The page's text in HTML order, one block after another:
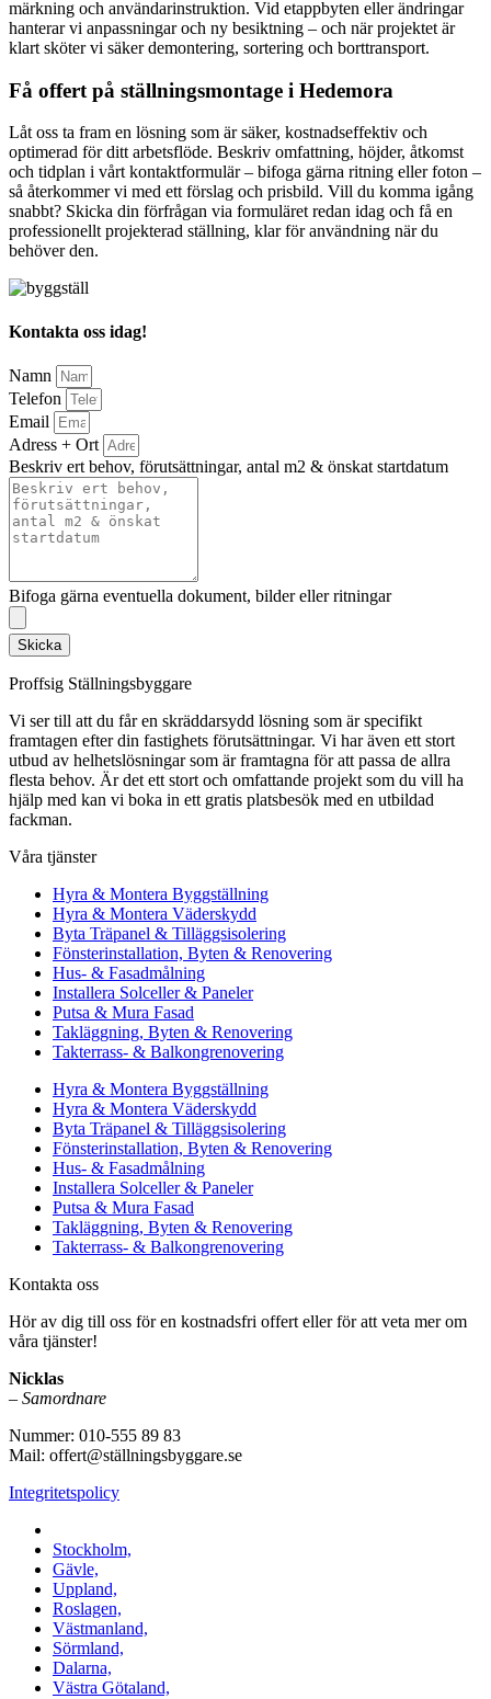
märkning och användarinstruktion. Vid etappbyten eller ändringar
hanterar vi anpassningar och ny besiktning – och när projektet är
klart sköter vi säker demontering, sortering och borttransport.
Få offert på ställningsmontage i Hedemora
Låt oss ta fram en lösning som är säker, kostnadseffektiv och
optimerad för ditt arbetsflöde. Beskriv omfattning, höjder, åtkomst
och tidplan i vårt kontaktformulär – bifoga gärna ritning eller foton –
så återkommer vi med ett förslag och prisbild. Vill du komma igång
snabbt? Skicka din förfrågan via formuläret redan idag och få en
professionellt projekterad ställning, klar för användning när du
behöver den.
Kontakta oss idag!
Namn
Telefon
Email
Adress + Ort
Beskriv ert behov, förutsättningar, antal m2 & önskat startdatum
Bifoga gärna eventuella dokument, bilder eller ritningar
Skicka
Proffsig Ställningsbyggare
Vi ser till att du får en skräddarsydd lösning som är specifikt
framtagen efter din fastighets förutsättningar. Vi har även ett stort
utbud av helhetslösningar som är framtagna för att passa de allra
flesta behov. Är det ett stort och omfattande projekt som du vill ha
hjälp med kan vi boka in ett gratis platsbesök med en utbildad
fackman.
Våra tjänster
Hyra & Montera Byggställning
Hyra & Montera Väderskydd
Byta Träpanel & Tilläggsisolering
Fönsterinstallation, Byten & Renovering
Hus- & Fasadmålning
Installera Solceller & Paneler
Putsa & Mura Fasad
Takläggning, Byten & Renovering
Takterrass- & Balkongrenovering
Hyra & Montera Byggställning
Hyra & Montera Väderskydd
Byta Träpanel & Tilläggsisolering
Fönsterinstallation, Byten & Renovering
Hus- & Fasadmålning
Installera Solceller & Paneler
Putsa & Mura Fasad
Takläggning, Byten & Renovering
Takterrass- & Balkongrenovering
Kontakta oss
Hör av dig till oss för en kostnadsfri offert eller för att veta mer om
våra tjänster!
Nicklas
– Samordnare
Nummer: 010-555 89 83
Mail: offert@ställningsbyggare.se
Integritetspolicy
Stockholm,
Gävle,
Uppland,
Roslagen,
Västmanland,
Sörmland,
Dalarna,
Västra Götaland,